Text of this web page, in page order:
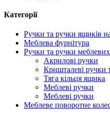
Категорії
Ручки та ручки ящиків
Меблева фурнітура
Ручки та ручки
Акрилові ручки
Кришталеві ручки
Тяга кільця ящика
Меблеві ручки
Меблеві ручки
Меблеве поворотне